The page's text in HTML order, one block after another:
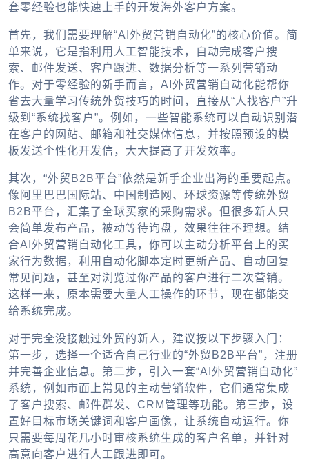
套零经验也能快速上手的开发海外客户方案。
首先，我们需要理解“AI外贸营销自动化”的核心价值。简
单来说，它是指利用人工智能技术，自动完成客户搜
索、邮件发送、客户跟进、数据分析等一系列营销动
作。对于零经验的新手而言，AI外贸营销自动化能帮你
省去大量学习传统外贸技巧的时间，直接从“人找客户”升
级到“系统找客户”。例如，一些智能系统可以自动识别潜
在客户的网站、邮箱和社交媒体信息，并按照预设的模
板发送个性化开发信，大大提高了开发效率。
其次，“外贸B2B平台”依然是新手企业出海的重要起点。
像阿里巴巴国际站、中国制造网、环球资源等传统外贸
B2B平台，汇集了全球买家的采购需求。但很多新人只
会简单发布产品，被动等待询盘，效果往往不理想。结
合AI外贸营销自动化工具，你可以主动分析平台上的买
家行为数据，利用自动化脚本定时更新产品、自动回复
常见问题，甚至对浏览过你产品的客户进行二次营销。
这样一来，原本需要大量人工操作的环节，现在都能交
给系统完成。
对于完全没接触过外贸的新人，建议按以下步骤入门：
第一步，选择一个适合自己行业的“外贸B2B平台”，注册
并完善企业信息。第二步，引入一套“AI外贸营销自动化”
系统，例如市面上常见的主动营销软件，它们通常集成
了客户搜索、邮件群发、CRM管理等功能。第三步，设
置好目标市场关键词和客户画像，让系统自动运行。你
只需要每周花几小时审核系统生成的客户名单，并针对
高意向客户进行人工跟进即可。